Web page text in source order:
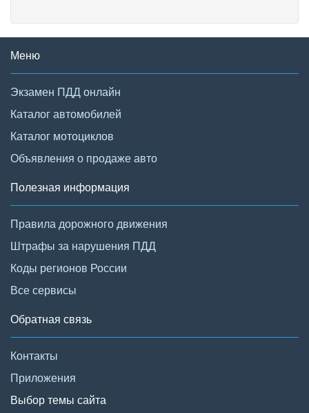
Меню
Экзамен ПДД онлайн
Каталог автомобилей
Каталог мотоциклов
Объявления о продаже авто
Полезная информация
Правила дорожного движения
Штрафы за нарушения ПДД
Коды регионов России
Все сервисы
Обратная связь
Контакты
Приложения
Выбор темы сайта